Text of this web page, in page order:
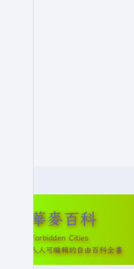
華麥百科
Forbidden Cities
人人可編輯的自由百科全書